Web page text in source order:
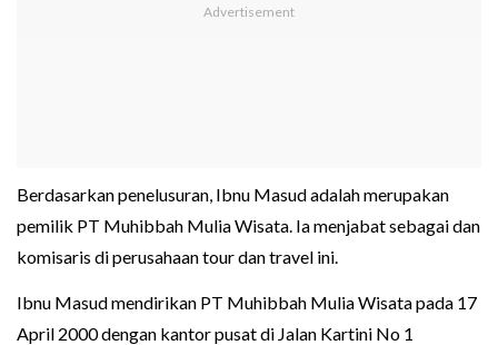
Berdasarkan penelusuran, Ibnu Masud adalah merupakan
pemilik PT Muhibbah Mulia Wisata. Ia menjabat sebagai dan
komisaris di perusahaan tour dan travel ini.
Ibnu Masud mendirikan PT Muhibbah Mulia Wisata pada 17
April 2000 dengan kantor pusat di Jalan Kartini No 1